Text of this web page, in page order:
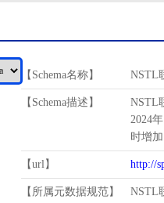
【Schema名称】 NSTL
【Schema描述】
NSTL
2024
时增
【url】 http://
【所属元数据规范】 NSTL